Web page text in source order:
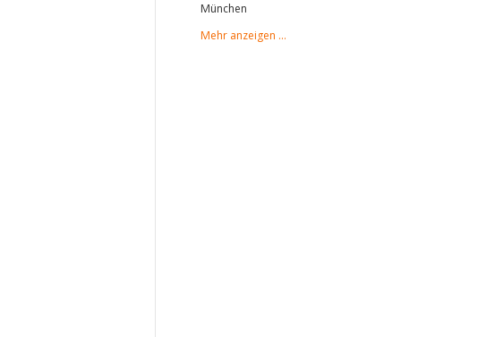
München
Mehr anzeigen …